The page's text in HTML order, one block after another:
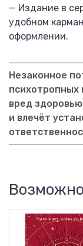
— Издание в
удобном
оформлении.
Незаконное
психотропных
вред
и влечёт